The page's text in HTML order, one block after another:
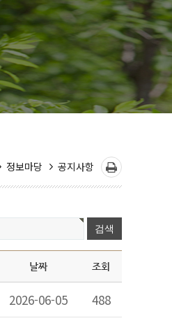
정보마당 공지사항
날짜 조회
2026-06-05
488